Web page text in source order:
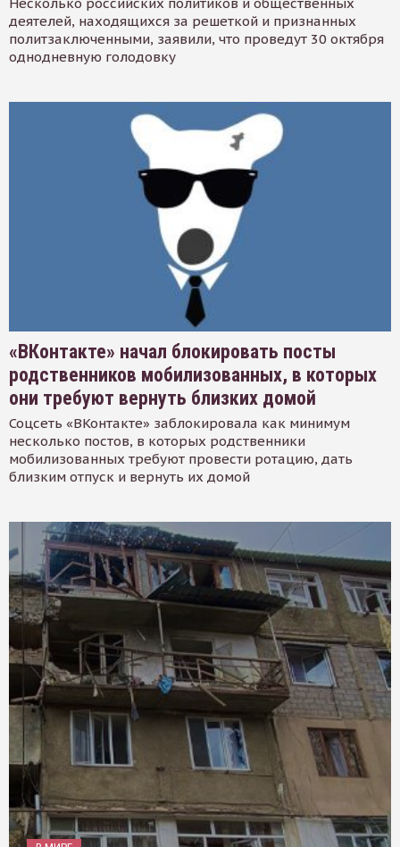
деятелей, находящихся за решеткой и признанных
политзаключенными, заявили, что проведут 30 октября
однодневную голодовку
«ВКонтакте» начал блокировать посты
родственников мобилизованных, в которых
они требуют вернуть близких домой
Соцсеть «ВКонтакте» заблокировала как минимум
несколько постов, в которых родственники
мобилизованных требуют провести ротацию, дать
близким отпуск и вернуть их домой